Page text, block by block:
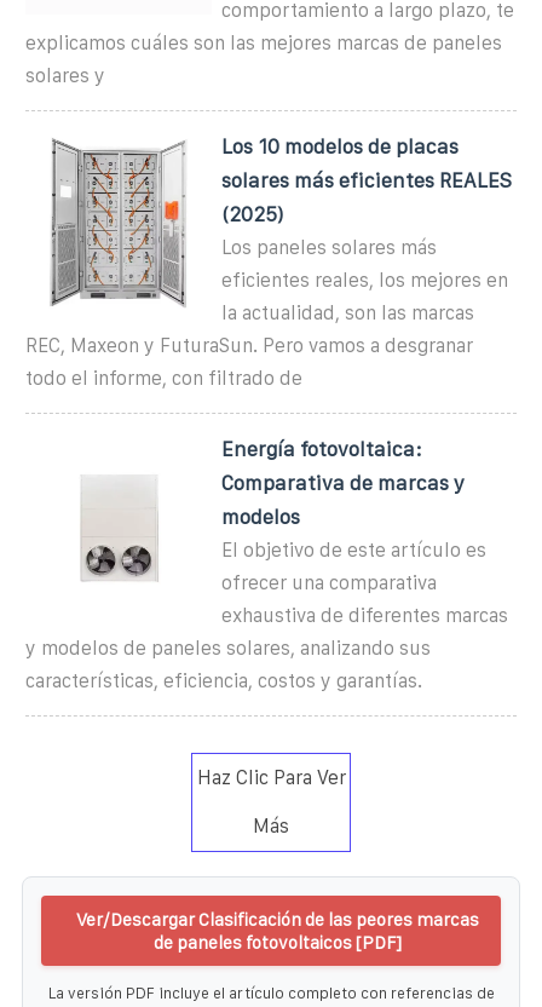
comportamiento a largo plazo, te
explicamos cuáles son las mejores marcas de paneles
solares y
Los 10 modelos de placas
solares más eficientes REALES
(2025)
Los paneles solares más
eficientes reales, los mejores en
la actualidad, son las marcas
REC, Maxeon y FuturaSun. Pero vamos a desgranar
todo el informe, con filtrado de
Energía fotovoltaica:
Comparativa de marcas y
modelos
El objetivo de este artículo es
ofrecer una comparativa
exhaustiva de diferentes marcas
y modelos de paneles solares, analizando sus
características, eficiencia, costos y garantías.
Haz Clic Para Ver
Más
Ver/Descargar Clasificación de las peores marcas
de paneles fotovoltaicos [PDF]
La versión PDF incluye el artículo completo con referencias de